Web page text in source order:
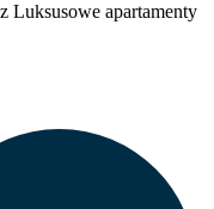
Luksusowe apartamenty